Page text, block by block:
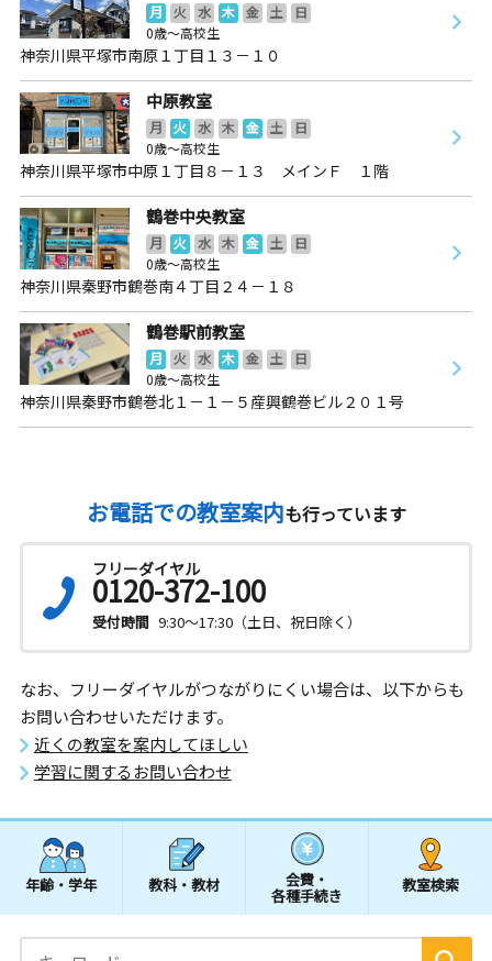
月 火 水 木 金 土
日
0歳～高校生
神奈川県平塚市南原１丁目１３－１０
中原教室
月 火 水 木 金 土
日
0歳～高校生
神奈川県平塚市中原１丁目８－１３ メインＦ １階
鶴巻中央教室
月 火 水 木 金 土
日
0歳～高校生
神奈川県秦野市鶴巻南４丁目２４－１８
鶴巻駅前教室
月 火 水 木 金 土
日
0歳～高校生
神奈川県秦野市鶴巻北１－１－５産興鶴巻ビル２０１号
お電話での教室案内も行っています
フリーダイヤル
0120-372-100
受付時間 9:30～17:30（土日、祝日除く）
なお、フリーダイヤルがつながりにくい場合は、以下からも
お問い合わせいただけます。
近くの教室を案内してほしい
学習に関するお問い合わせ
年齢・学年 教科・教材 会費・
各種手続き
教室検索